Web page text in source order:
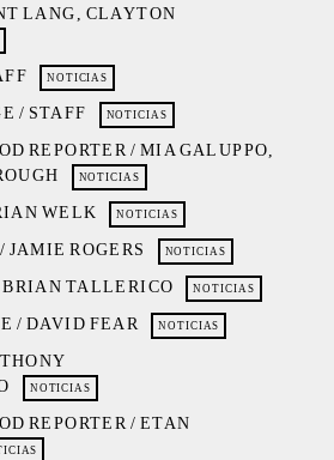
LANG, CLAYTON
NOTICIAS
/ STAFF NOTICIAS
REPORTER / MIA GALUPPO,
NOTICIAS
WELK NOTICIAS
ROGERS NOTICIAS
BRIAN TALLERICO NOTICIAS
/ DAVID FEAR NOTICIAS
NOTICIAS
REPORTER / ETAN